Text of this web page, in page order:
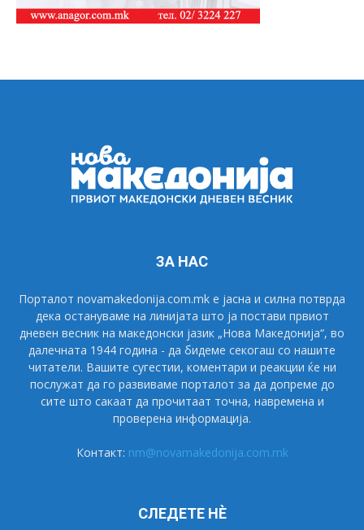
ЗА НАС
Порталот novamakedonija.com.mk е јасна и силна потврда
дека остануваме на линијата што ја постави првиот
дневен весник на македонски јазик „Нова Македонија“, во
далечната 1944 година - да бидеме секогаш со нашите
читатели. Вашите сугестии, коментари и реакции ќе ни
послужат да го развиваме порталот за да допреме до
сите што сакаат да прочитаат точна, навремена и
проверена информација.
Контакт: nm@novamakedonija.com.mk
СЛЕДЕТЕ НÈ